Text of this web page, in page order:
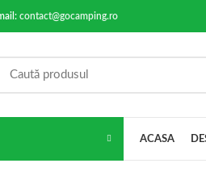
contact@gocamping.ro
ACASA